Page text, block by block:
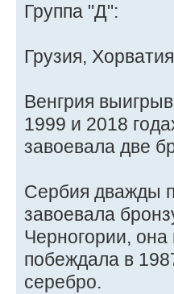
Группа "Д":
Грузия, Хорватия
Венгрия
1999 и 2018
завоевала две
Сербия дважды
завоевала
Черногории,
побеждала в
серебро.